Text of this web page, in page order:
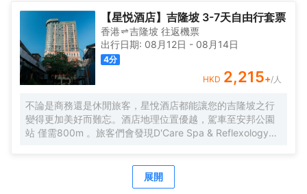
【星悦酒店】吉隆坡 3-7天自由行套票
香港 吉隆坡 往返機票
出行日期: 08月12日 - 08月14日
4分
HKD 2,215+/人
不論是商務還是休閒旅客，星悅酒店都能讓您的吉隆坡之行
變得更加美好而難忘。酒店地理位置優越，駕車至安邦公園
站 僅需800m 。旅客們會發現D'Care Spa & Reflexology、
客，酒店還為您提供了瓶裝水。除此之外，配備有拖鞋和24
小時熱水的浴室是您消除一天疲勞的好地方。在空閒的時
展開